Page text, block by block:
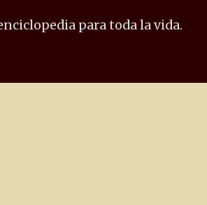
para toda la vida.